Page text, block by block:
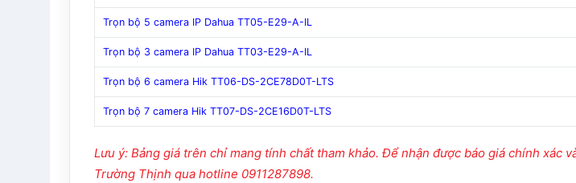
Trọn bộ 5 camera IP Dahua TT05-E29-A-IL
Trọn bộ 3 camera IP Dahua TT03-E29-A-IL
Trọn bộ 6 camera Hik TT06-DS-2CE78D0T-LTS
Trọn bộ 7 camera Hik TT07-DS-2CE16D0T-LTS
Lưu ý: Bảng giá trên chỉ mang tính chất tham khảo. Để nhận được báo giá chính
Trường Thịnh qua hotline 0911287898.